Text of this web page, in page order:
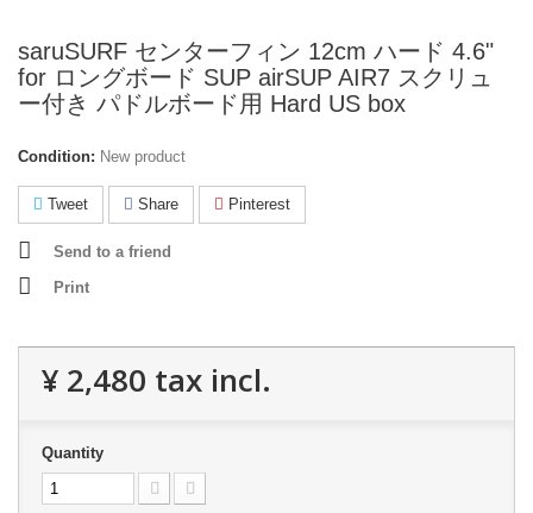
saruSURF センターフィン 12cm ハード 4.6"
for ロングボード SUP airSUP AIR7 スクリュ
ー付き パドルボード用 Hard US box
Condition: New product
Tweet Share Pinterest
Send to a friend
Print
¥ 2,480 tax incl.
Quantity